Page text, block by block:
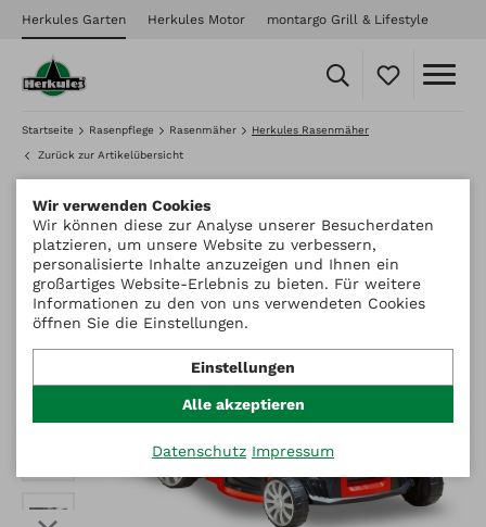
Herkules Garten Herkules Motor montargo Grill & Lifestyle
Startseite Rasenpflege Rasenmäher Herkules Rasenmäher
Zurück zur Artikelübersicht
Wir verwenden Cookies
Wir können diese zur Analyse unserer Besucherdaten
platzieren, um unsere Website zu verbessern,
personalisierte Inhalte anzuzeigen und Ihnen ein
großartiges Website-Erlebnis zu bieten. Für weitere
Informationen zu den von uns verwendeten Cookies
öffnen Sie die Einstellungen.
Einstellungen
Alle akzeptieren
Datenschutz Impressum